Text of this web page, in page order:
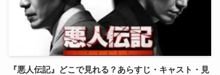
『悪人伝記』どこで見れる？あらすじ・キャスト・見